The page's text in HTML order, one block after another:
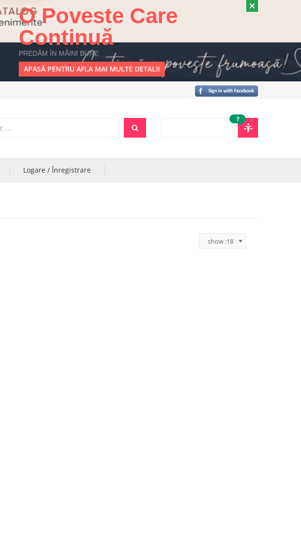
O Poveste Care
Continuă
PREDĂM ÎN MÂINI BUNE
APASĂ PENTRU AFLA MAI MULTE DETALII
?
Logare / Înregistrare